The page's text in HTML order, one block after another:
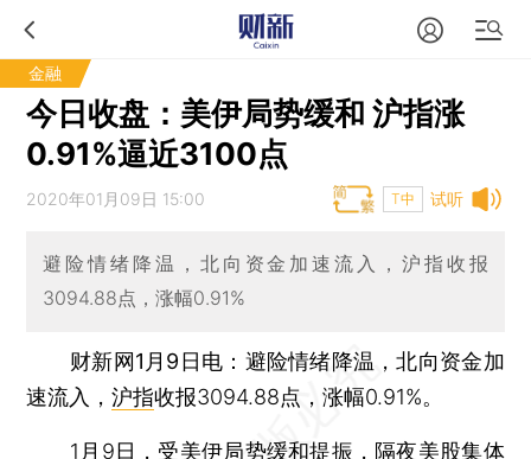
金融
今日收盘：美伊局势缓和 沪指涨
0.91%逼近3100点
试听
2020年01月09日 15:00 T中
避险情绪降温，北向资金加速流入，沪指收报
3094.88点，涨幅0.91%
财新网1月9日电 ：避险情绪降温，北向资金加
速流入，沪指收报3094.88点，涨幅0.91%。
1月9日，受美伊局势缓和提振，隔夜美股集体